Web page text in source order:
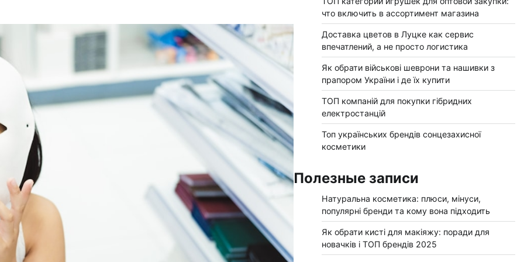
что включить в ассортимент магазина
Доставка цветов в Луцке как сервис
впечатлений, а не просто логистика
Як обрати військові шеврони та нашивки з
прапором України і де їх купити
ТОП компаній для покупки гібридних
електростанцій
Топ українських брендів сонцезахисної
косметики
Полезные записи
Натуральна косметика: плюси, мінуси,
популярні бренди та кому вона підходить
Як обрати кисті для макіяжу: поради для
новачків і ТОП брендів 2025